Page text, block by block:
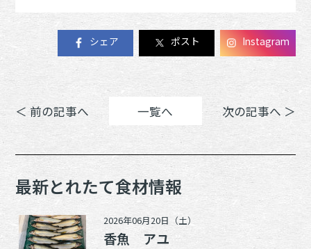
シェア ポスト Instagram
＜ 前の記事へ 一覧へ 次の記事へ ＞
最新とれたて食材情報
2026年06月20日（土）
香魚 アユ